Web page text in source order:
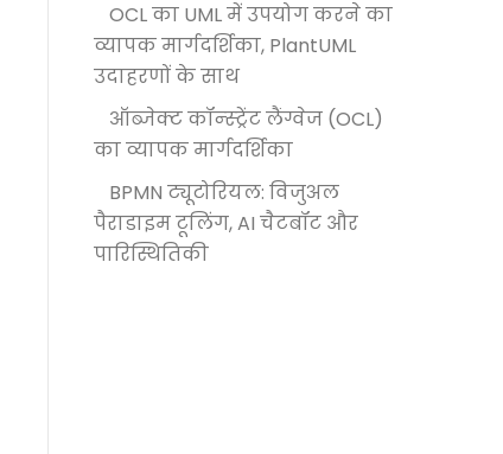
OCL का UML में उपयोग करने का
व्यापक मार्गदर्शिका, PlantUML
उदाहरणों के साथ
ऑब्जेक्ट कॉन्स्ट्रेंट लैंग्वेज (OCL)
का व्यापक मार्गदर्शिका
BPMN ट्यूटोरियल: विजुअल
पैराडाइम टूलिंग, AI चैटबॉट और
पारिस्थितिकी